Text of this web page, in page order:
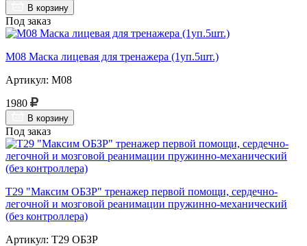
В корзину
Под заказ
М08 Маска лицевая для тренажера (1уп.5шт.)
Артикул: М08
1980
В корзину
Под заказ
Т29 "Максим ОБЗР" тренажер первой помощи, сердечно-
легочной и мозговой реанимации пружинно-механический
(без контроллера)
Артикул: Т29 ОБЗР